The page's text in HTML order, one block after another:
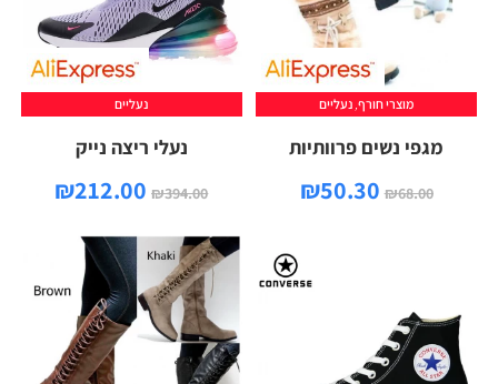
מוצרי חורף, נעליים
מגפי נשים פרוותיות
₪68.00
₪50.30
נעליים
נעלי ריצה נייק
₪394.00
₪212.00